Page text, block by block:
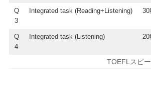
Q
3
Integrated task (Reading+Listening) 30
Q
4
Integrated task (Listening) 20
TOEFLスピ